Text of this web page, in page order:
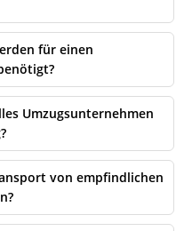
für einen
Umzugsunternehmen
von empfindlichen